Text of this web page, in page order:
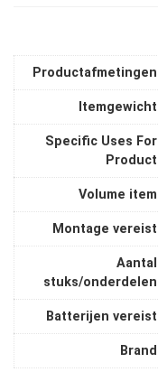
Productafmetingen
Itemgewicht
Specific Uses For
Product
Volume item
Montage vereist
Aantal
stuks/onderdelen
Batterijen vereist
Brand